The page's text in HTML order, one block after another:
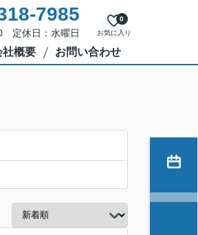
7985
定休日：水曜日 お気に入り
0
社概要 お問い合わせ